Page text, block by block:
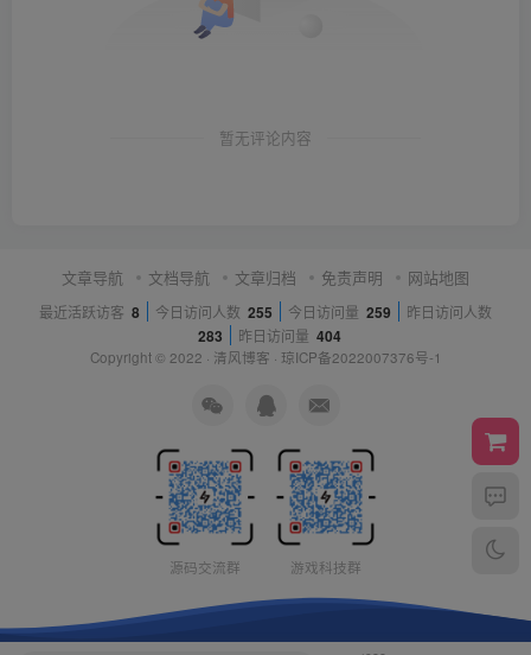
暂无评论内容
文章导航 文档导航 文章归档 免责声明 网站地图
最近活跃访客 8 今日访问人数 255 今日访问量 259 昨日访问人数
283 昨日访问量 404
Copyright © 2022 · 清风博客 · 琼ICP备2022007376号-1
源码交流群 游戏科技群